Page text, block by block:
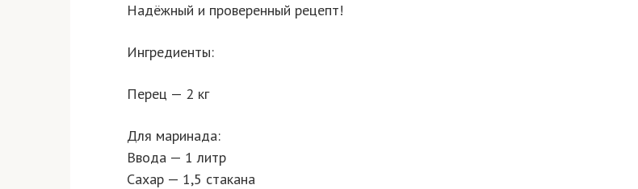
Надёжный и проверенный рецепт!
Ингредиенты:
Перец — 2 кг
Для маринада:
Ввода — 1 литр
Сахар — 1,5 стакана